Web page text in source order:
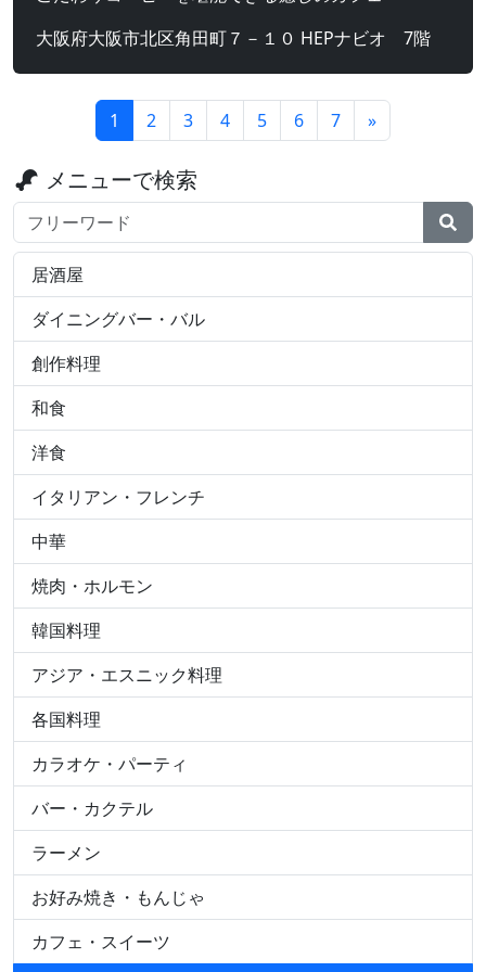
大阪府大阪市北区角田町７－１０ HEPナビオ 7階
1 2 3 4 5 6 7 »
メニューで検索
検索ワード
居酒屋
ダイニングバー・バル
創作料理
和食
洋食
イタリアン・フレンチ
中華
焼肉・ホルモン
韓国料理
アジア・エスニック料理
各国料理
カラオケ・パーティ
バー・カクテル
ラーメン
お好み焼き・もんじゃ
カフェ・スイーツ